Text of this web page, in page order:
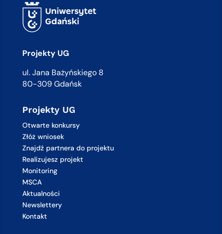
Projekty UG
ul. Jana Bażyńskiego 8
80-309 Gdańsk
Projekty UG
Otwarte konkursy
Złóż wniosek
Znajdź partnera do projektu
Realizujesz projekt
Monitoring
MSCA
Aktualności
Newslettery
Kontakt